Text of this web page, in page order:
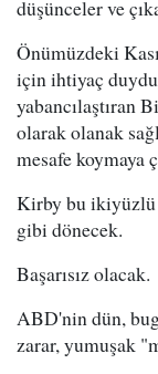
düşünceler ve
Önümüzdeki
için ihtiyaç
yabancılaştıran
olarak olanak
mesafe koymaya
Kirby bu ikiyüzlü
gibi dönecek.
Başarısız olacak.
ABD'nin dün,
zarar, yumuşak